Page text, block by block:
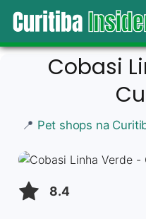
Cobasi
📍 Pet shops na
8.4